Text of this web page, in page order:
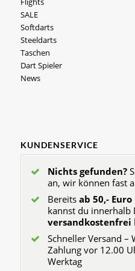
SALE
Softdarts
Steeldarts
Taschen
Dart Spieler
News
KUNDENSERVICE
Nichts gefunden?
an, wir können fast
Bereits ab 50,- Euro
kannst du innerhalb
versandkostenfrei
Schneller Versand –
Zahlung vor 12.00
Werktag